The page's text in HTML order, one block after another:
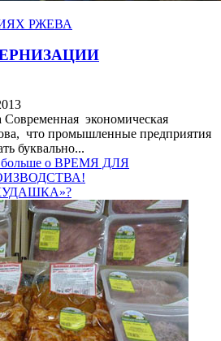
РЖЕВА
Современная экономическая
что промышленные предприятия
буквально...
больше о ВРЕМЯ ДЛЯ